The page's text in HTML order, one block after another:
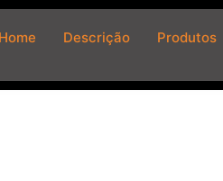
Home Descrição Produtos